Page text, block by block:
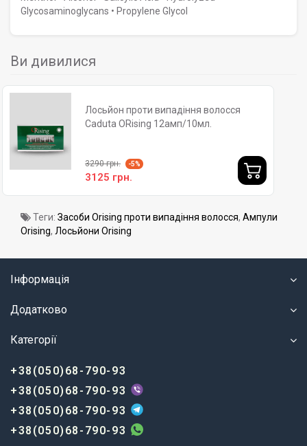
Glycosaminoglycans • Propylene Glycol
Ви дивилися
Лосьйон проти випадіння волосся
Caduta ORising 12амп/10мл.
3290 грн. -5%
3125 грн.
Теги: Засоби Orising проти випадіння волосся, Ампули
Orising, Лосьйони Orising
Інформація
Додатково
Категорії
+38(050)68-790-93
+38(050)68-790-93
+38(050)68-790-93
+38(050)68-790-93